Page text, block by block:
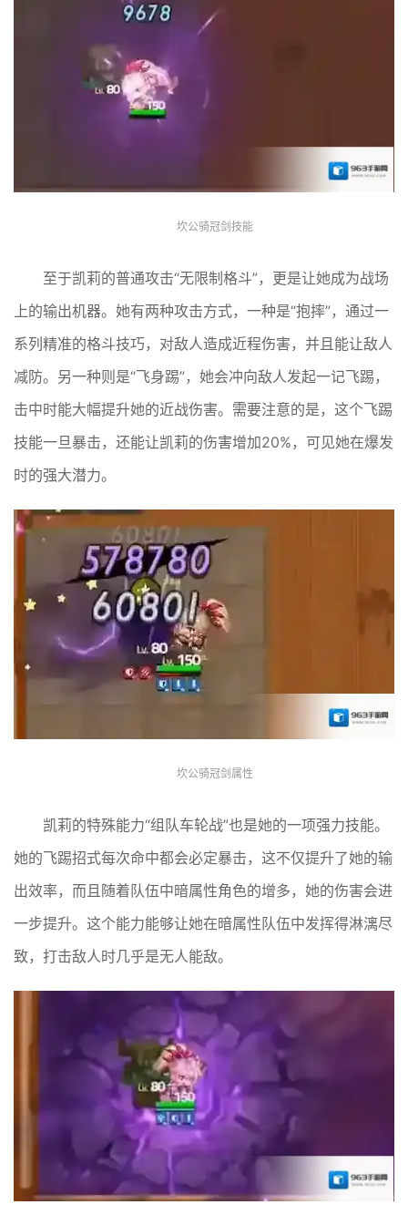
坎公骑冠剑技能
至于凯莉的普通攻击“无限制格斗”，更是让她成为战场
上的输出机器。她有两种攻击方式，一种是“抱摔”，通过一
系列精准的格斗技巧，对敌人造成近程伤害，并且能让敌人
减防。另一种则是“飞身踢”，她会冲向敌人发起一记飞踢，
击中时能大幅提升她的近战伤害。需要注意的是，这个飞踢
技能一旦暴击，还能让凯莉的伤害增加20%，可见她在爆发
时的强大潜力。
坎公骑冠剑属性
凯莉的特殊能力“组队车轮战”也是她的一项强力技能。
她的飞踢招式每次命中都会必定暴击，这不仅提升了她的输
出效率，而且随着队伍中暗属性角色的增多，她的伤害会进
一步提升。这个能力能够让她在暗属性队伍中发挥得淋漓尽
致，打击敌人时几乎是无人能敌。